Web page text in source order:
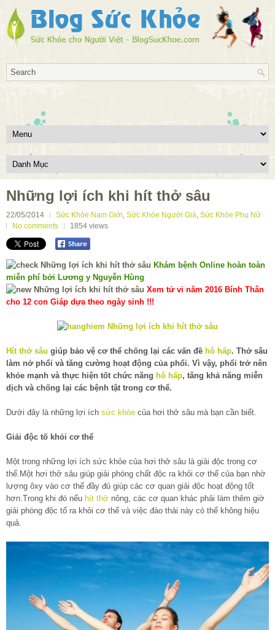
Những lợi ích khi hít thở sâu
22/05/2014 Sức Khỏe Nam Giới, Sức Khỏe Người Già, Sức Khỏe Phụ Nữ
No comments
1854 views
Khám bệnh Online hoàn toàn
miễn phí bởi Lương y Nguyễn Hùng
Xem tử vi năm 2016 Bính Thân
cho 12 con Giáp dựa theo ngày sinh !!!
Hít thở sâu giúp bảo vệ cơ thể chống lại các vấn đề hô hấp. Thở sâu
làm nở phổi và tăng cường hoạt động của phổi. Vì vậy, phổi trở nên
khỏe mạnh và thực hiện tốt chức năng hô hấp, tăng khả năng miễn
dịch và chống lại các bệnh tật trong cơ thể.
Dưới đây là những lợi ích sức khỏe của hơi thở sâu mà bạn cần biết.
Giải độc tố khỏi cơ thể
Một trong những lợi ích sức khỏe của hơi thở sâu là giải độc trong cơ
thể.Một hơi thở sâu giúp giải phóng chất độc ra khỏi cơ thể của bạn nhờ
lượng ôxy vào cơ thể đầy đủ giúp các cơ quan giải độc hoạt động tốt
hơn.Trong khi đó nếu hít thở nông, các cơ quan khác phải làm thêm giờ
giải phóng độc tố ra khỏi cơ thể và việc đào thải này có thể không hiệu
quả.